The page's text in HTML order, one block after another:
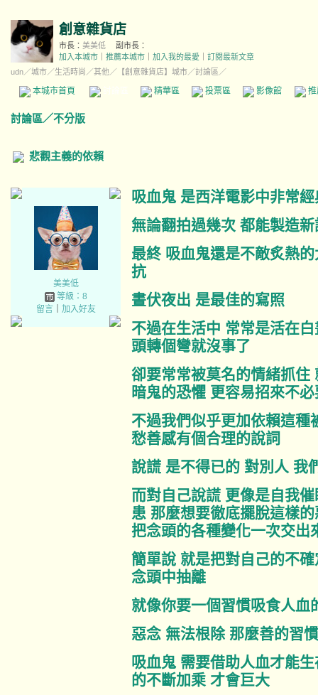
創意雜貨店
市長： 美美低
副市長：
加入本城市
推薦本城市 加入我的最愛
訂閱最新文章
udn／城市／生活時尚 ／其他 ／ 【創意雜貨店】城市／討論區／
本城市首頁 精華區 投票區 影像館
討論區／不分版
悲觀主義的依賴
美美低
等級：8
留言｜ 加入好友
吸血鬼 是西洋電影中非常
無論翻拍過幾次 都能製造新
最終 吸血鬼還是不敵炙熱
抗
晝伏夜出 是最佳的寫照
不過在生活中 常常是活在
頭轉個彎就沒事了
卻要常常被莫名的情緒抓住
暗鬼的恐懼 更容易招來不
不過我們似乎更加依賴這種
愁善感有個合理的說詞
說謊 是不得已的 對別人 我
而對自己說謊 更像是自我
患 那麼想要徹底擺脫這樣
把念頭的各種變化一次交出
簡單說 就是把對自己的不
念頭中抽離
就像你要一個習慣吸食人
惡念 無法根除 那麼善的習
吸血鬼 需要借助人血才能
的不斷加乘 才會巨大